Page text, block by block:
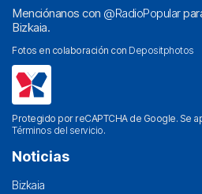
Menciónanos con @RadioPopular
Bizkaia.
Fotos en colaboración con Depositphotos
Protegido por reCAPTCHA de Google. Se
Términos del servicio.
Noticias
Bizkaia